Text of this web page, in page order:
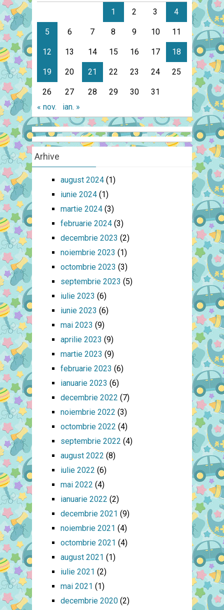
1 2 3 4
5 6 7 8 9 10 11
12 13 14 15 16 17 18
19 20 21 22 23 24 25
26 27 28 29 30
31
« nov.
ian. »
Arhive
august 2024(1)
iunie 2024(1)
martie 2024(3)
februarie 2024(3)
decembrie 2023 (2)
noiembrie 2023 (1)
octombrie 2023 (3)
septembrie 2023 (5)
iulie 2023 (6)
iunie 2023 (6)
mai 2023 (9)
aprilie 2023 (9)
martie 2023 (9)
februarie 2023 (6)
ianuarie 2023 (6)
decembrie 2022 (7)
noiembrie 2022 (3)
octombrie 2022 (4)
septembrie 2022 (4)
august 2022 (8)
iulie 2022 (6)
mai 2022 (4)
ianuarie 2022 (2)
decembrie 2021 (9)
noiembrie 2021 (4)
octombrie 2021 (4)
august 2021 (1)
iulie 2021 (2)
mai 2021 (1)
decembrie 2020(2)